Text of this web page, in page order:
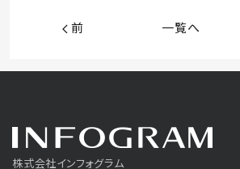
前 一覧へ
株式会社インフォグラム